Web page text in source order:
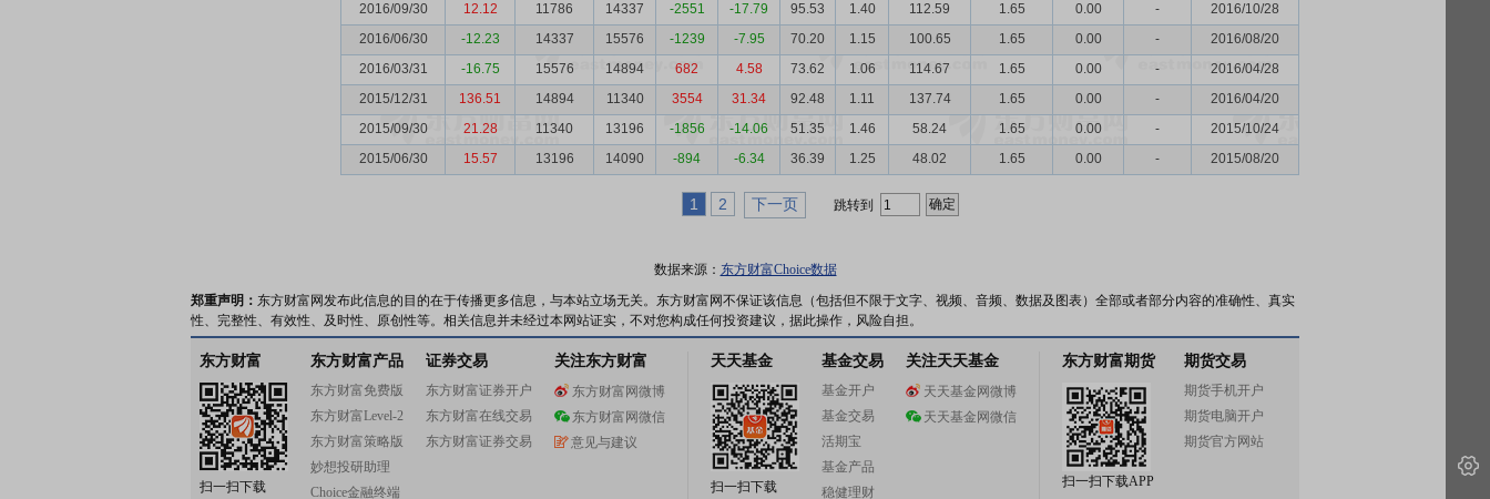
2016/09/30
12.12 11786 14337 -2551 -17.79 95.53 1.40 112.59 1.65 0.00 -
2016/10/28
2016/06/30
-12.23 14337 15576 -1239 -7.95 70.20 1.15 100.65 1.65 0.00 -
2016/08/20
2016/03/31
-16.75 15576 14894 682 4.58 73.62 1.06 114.67 1.65 0.00 -
2016/04/28
2015/12/31
136.51 14894 11340 3554 31.34 92.48 1.11 137.74 1.65 0.00 -
2016/04/20
2015/09/30
21.28 11340 13196 -1856 -14.06 51.35 1.46 58.24 1.65 0.00 -
2015/10/24
2015/06/30
15.57 13196 14090 -894 -6.34 36.39 1.25 48.02 1.65 0.00 - 2015/08/20
1 2 下一页 跳转到
数据来源： 东方财富Choice数据
郑重声明： 东方财富网发布此信息的目的在于传播更多信息，与本站立场无关。东方财富网不保证该信息（包括但不限于文字、视频、音频、数据及图表）全部或者部分内容的准确性、真实
性、完整性、有效性、及时性、原创性等。相关信息并未经过本网站证实，不对您构成任何投资建议，据此操作，风险自担。
东方财富
扫一扫下载
东方财富产品
东方财富免费版
东方财富Level-2
东方财富策略版
妙想投研助理
Choice金融终端
证券交易
东方财富证券开户
东方财富在线交易
东方财富证券交易
关注东方财富
东方财富网微博
东方财富网微信
意见与建议
天天基金
扫一扫下载
基金交易
基金开户
基金交易
活期宝
基金产品
稳健理财
关注天天基金
天天基金网微博
天天基金网微信
东方财富期货
扫一扫下载APP
期货交易
期货手机开户
期货电脑开户
期货官方网站